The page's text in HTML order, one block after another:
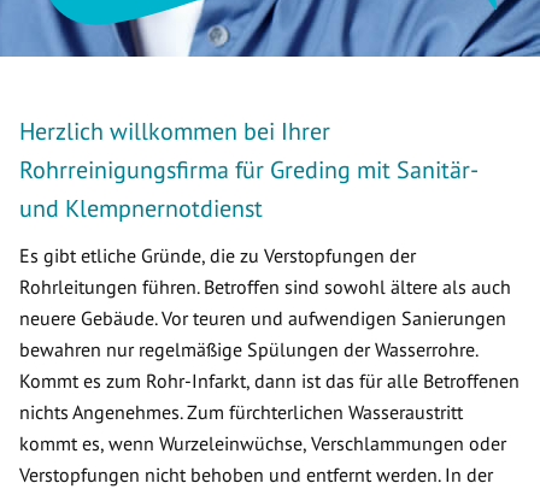
Herzlich willkommen bei Ihrer
Rohrreinigungsfirma für Greding mit Sanitär-
und Klempnernotdienst
Es gibt etliche Gründe, die zu Verstopfungen der
Rohrleitungen führen. Betroffen sind sowohl ältere als auch
neuere Gebäude. Vor teuren und aufwendigen Sanierungen
bewahren nur regelmäßige Spülungen der Wasserrohre.
Kommt es zum Rohr-Infarkt, dann ist das für alle Betroffenen
nichts Angenehmes. Zum fürchterlichen Wasseraustritt
kommt es, wenn Wurzeleinwüchse, Verschlammungen oder
Verstopfungen nicht behoben und entfernt werden. In der